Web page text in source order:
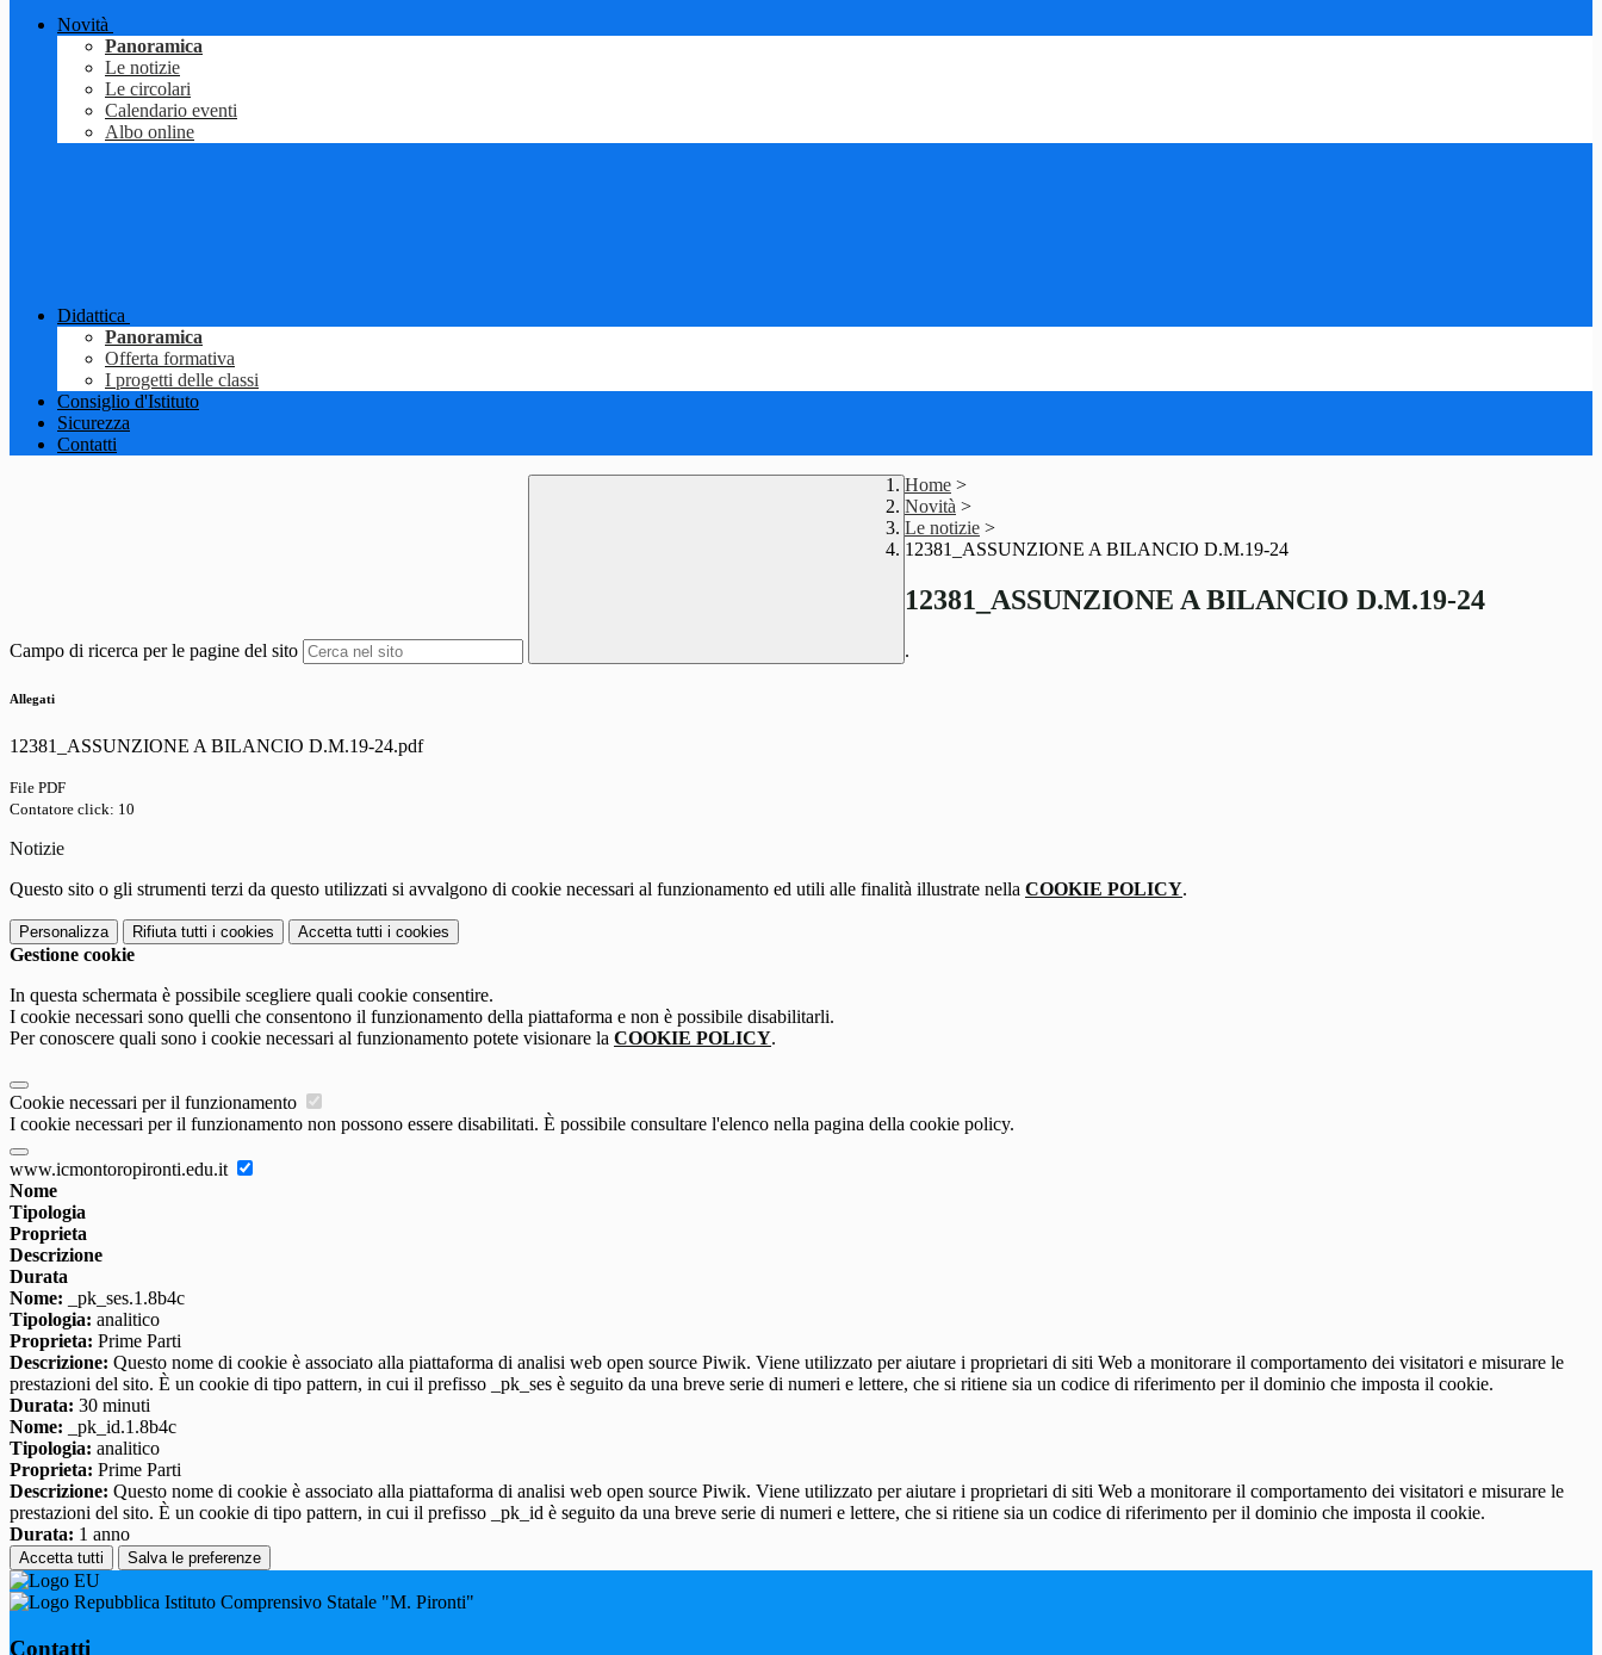
Novità
Panoramica
Le notizie
Le circolari
Calendario eventi
Albo online
Didattica
Panoramica
Offerta formativa
I progetti delle classi
Consiglio d'Istituto
Sicurezza
Contatti
Campo di ricerca per le pagine del sito
Home >
Novità >
Le notizie >
12381_ASSUNZIONE A BILANCIO D.M.19-24
12381_ASSUNZIONE A BILANCIO D.M.19-24
.
Allegati
12381_ASSUNZIONE A BILANCIO D.M.19-24.pdf
File PDF
Contatore click: 10
Notizie
Questo sito o gli strumenti terzi da questo utilizzati si avvalgono di cookie necessari al funzionamento ed utili alle finalità illustrate nella COOKIE POLICY.
Personalizza Rifiuta tutti i cookies Accetta tutti i cookies
Gestione cookie
In questa schermata è possibile scegliere quali cookie consentire.
I cookie necessari sono quelli che consentono il funzionamento della piattaforma e non è possibile disabilitarli.
Per conoscere quali sono i cookie necessari al funzionamento potete visionare la COOKIE POLICY.
Cookie necessari per il funzionamento
I cookie necessari per il funzionamento non possono essere disabilitati. È possibile consultare l'elenco nella pagina della cookie policy.
www.icmontoropironti.edu.it
Nome
Tipologia
Proprieta
Descrizione
Durata
Nome: _pk_ses.1.8b4c
Tipologia: analitico
Proprieta: Prime Parti
Descrizione: Questo nome di cookie è associato alla piattaforma di analisi web open source Piwik. Viene utilizzato per aiutare i proprietari di siti Web a monitorare il comportamento dei visitatori e misurare le
prestazioni del sito. È un cookie di tipo pattern, in cui il prefisso _pk_ses è seguito da una breve serie di numeri e lettere, che si ritiene sia un codice di riferimento per il dominio che imposta il cookie.
Durata: 30 minuti
Nome: _pk_id.1.8b4c
Tipologia: analitico
Proprieta: Prime Parti
Descrizione: Questo nome di cookie è associato alla piattaforma di analisi web open source Piwik. Viene utilizzato per aiutare i proprietari di siti Web a monitorare il comportamento dei visitatori e misurare le
prestazioni del sito. È un cookie di tipo pattern, in cui il prefisso _pk_id è seguito da una breve serie di numeri e lettere, che si ritiene sia un codice di riferimento per il dominio che imposta il cookie.
Durata: 1 anno
Accetta tutti Salva le preferenze
Istituto Comprensivo Statale "M. Pironti"
Contatti